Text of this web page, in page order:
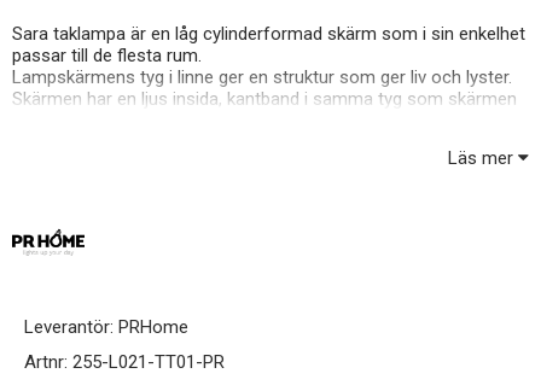
Sara taklampa är en låg cylinderformad skärm som i sin enkelhet
passar till de flesta rum.
Lampskärmens tyg i linne ger en struktur som ger liv och lyster.
Skärmen har en ljus insida, kantband i samma tyg som skärmen
Läs mer
Leverantör: PRHome
Artnr: 255-L021-TT01-PR